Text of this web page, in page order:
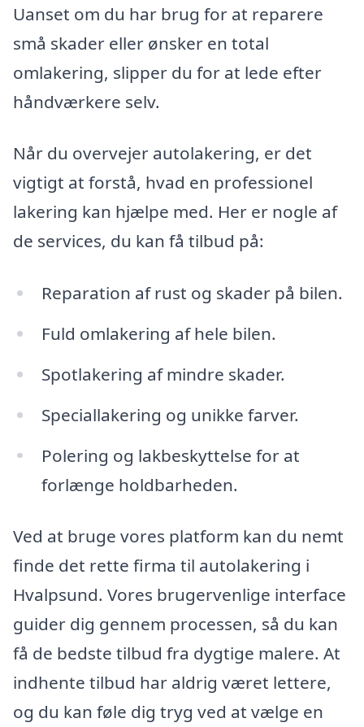
Uanset om du har brug for at reparere
små skader eller ønsker en total
omlakering, slipper du for at lede efter
håndværkere selv.
Når du overvejer autolakering, er det
vigtigt at forstå, hvad en professionel
lakering kan hjælpe med. Her er nogle af
de services, du kan få tilbud på:
Reparation af rust og skader på bilen.
Fuld omlakering af hele bilen.
Spotlakering af mindre skader.
Speciallakering og unikke farver.
Polering og lakbeskyttelse for at
forlænge holdbarheden.
Ved at bruge vores platform kan du nemt
finde det rette firma til autolakering i
Hvalpsund. Vores brugervenlige interface
guider dig gennem processen, så du kan
få de bedste tilbud fra dygtige malere. At
indhente tilbud har aldrig været lettere,
og du kan føle dig tryg ved at vælge en